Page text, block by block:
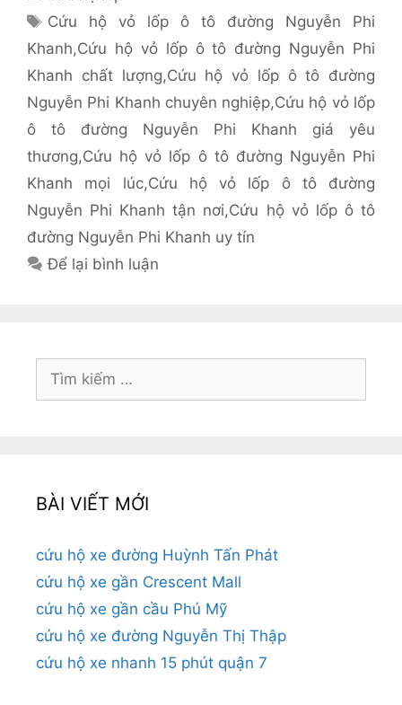
mục
Thẻ
Cứu hộ vỏ lốp ô tô đường Nguyễn Phi
Khanh,Cứu hộ vỏ lốp ô tô đường Nguyễn Phi
Khanh chất lượng,Cứu hộ vỏ lốp ô tô đường
Nguyễn Phi Khanh chuyên nghiệp,Cứu hộ vỏ lốp
ô tô đường Nguyễn Phi Khanh giá yêu
thương,Cứu hộ vỏ lốp ô tô đường Nguyễn Phi
Khanh mọi lúc,Cứu hộ vỏ lốp ô tô đường
Nguyễn Phi Khanh tận nơi,Cứu hộ vỏ lốp ô tô
đường Nguyễn Phi Khanh uy tín
Để lại bình luận
Tìm
kiếm
BÀI VIẾT MỚI
cứu hộ xe đường Huỳnh Tấn Phát
cứu hộ xe gần Crescent Mall
cứu hộ xe gần cầu Phú Mỹ
cứu hộ xe đường Nguyễn Thị Thập
cứu hộ xe nhanh 15 phút quận 7